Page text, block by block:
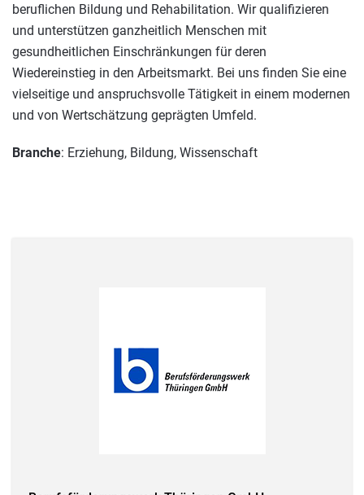
beruflichen Bildung und Rehabilitation. Wir qualifizieren
und unterstützen ganzheitlich Menschen mit
gesundheitlichen Einschränkungen für deren
Wiedereinstieg in den Arbeitsmarkt. Bei uns finden Sie eine
vielseitige und anspruchsvolle Tätigkeit in einem modernen
und von Wertschätzung geprägten Umfeld.
Branche: Erziehung, Bildung, Wissenschaft